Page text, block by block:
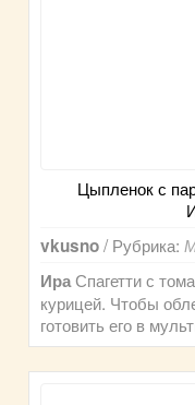
Цыпленок с
vkusno/ Рубрика:
ИраСпагетти с
курицей. Чтобы
готовить его в